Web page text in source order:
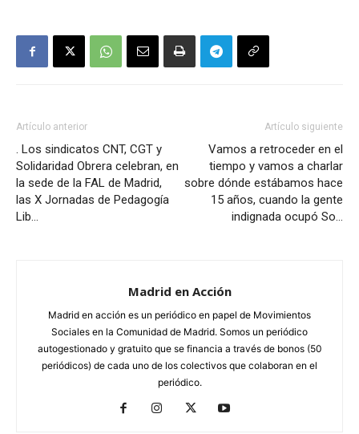
Artículo anterior
. Los sindicatos CNT, CGT y
Solidaridad Obrera celebran, en
la sede de la FAL de Madrid,
las X Jornadas de Pedagogía
Lib…
Artículo siguiente
Vamos a retroceder en el
tiempo y vamos a charlar
sobre dónde estábamos hace
15 años, cuando la gente
indignada ocupó So…
Madrid en Acción
Madrid en acción es un periódico en papel de Movimientos
Sociales en la Comunidad de Madrid. Somos un periódico
autogestionado y gratuito que se financia a través de bonos (50
periódicos) de cada uno de los colectivos que colaboran en el
periódico.